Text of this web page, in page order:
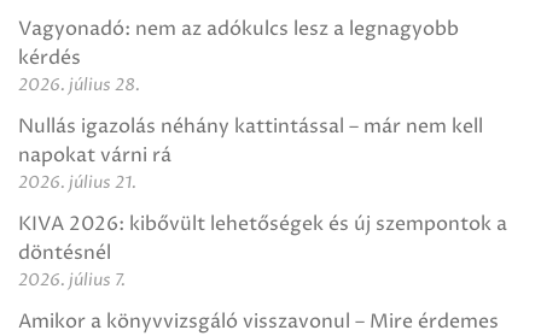
Vagyonadó: nem az adókulcs lesz a legnagyobb
kérdés
2026. július 28.
Nullás igazolás néhány kattintással – már nem kell
napokat várni rá
2026. július 21.
KIVA 2026: kibővült lehetőségek és új szempontok a
döntésnél
2026. július 7.
Amikor a könyvvizsgáló visszavonul – Mire érdemes